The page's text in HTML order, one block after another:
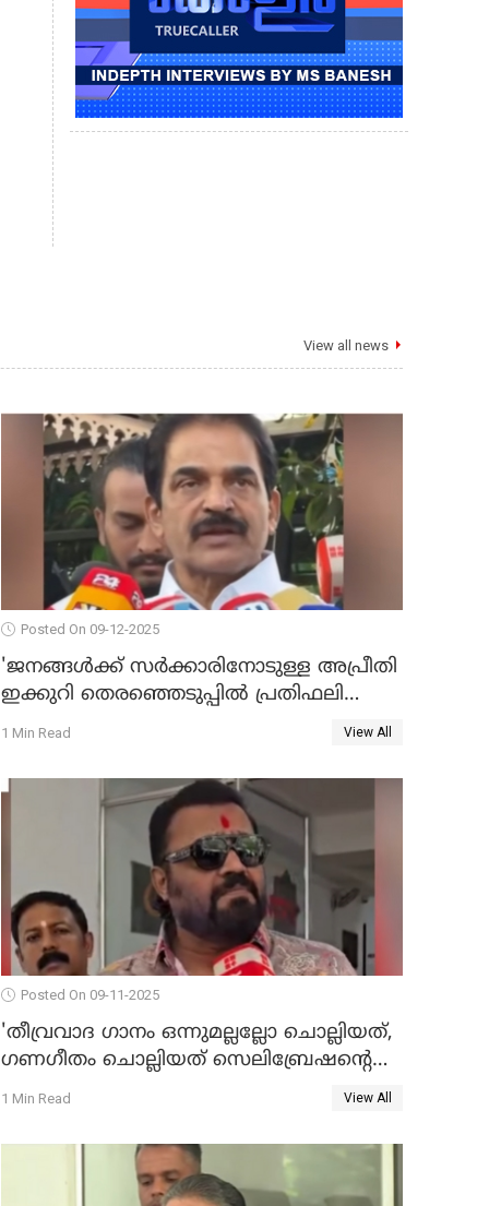
View all news
Posted On 09-12-2025
'ജനങ്ങള്‍ക്ക് സര്‍ക്കാരിനോടുള്ള അപ്രീതി
ഇക്കുറി തെരഞ്ഞെടുപ്പില്‍ പ്രതിഫലിക്കും';
കെ.സി വേണുഗോപാല്‍ WATCH VIDEO
1 Min Read View All
Posted On 09-11-2025
'തീവ്രവാദ ഗാനം ഒന്നുമല്ലല്ലോ ചൊല്ലിയത്,
ഗണഗീതം ചൊല്ലിയത് സെലിബ്രേഷന്റെ
ഭാഗം'; സുരേഷ് ഗോപി WATCH VIDEO
1 Min Read View All